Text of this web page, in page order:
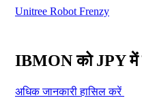
Unitree Robot Frenzy
IBMON को JPY में
अधिक जानकारी हासिल करें